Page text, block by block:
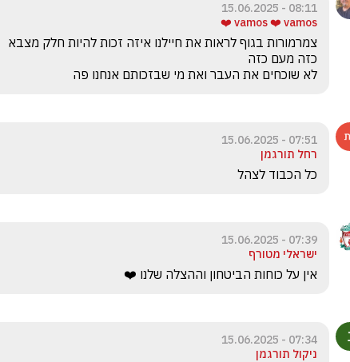
08:11 - 15.06.2025
vamos ❤️ vamos ❤️
לא שוכחים את העבר ואת מי שבזכותם אנחנו פה
07:51 - 15.06.2025
רחל תורגמן
כל הכבוד לצהל
07:39 - 15.06.2025
ישראלי מטורף
אין על כוחות הביטחון וההצלה שלנו ❤️
07:34 - 15.06.2025
ניקול תורגמן